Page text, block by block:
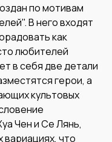
по мотивам
В него входят
как
любителей
в себя две детали
герои, а
культовых
Чен и Се Лянь,
что